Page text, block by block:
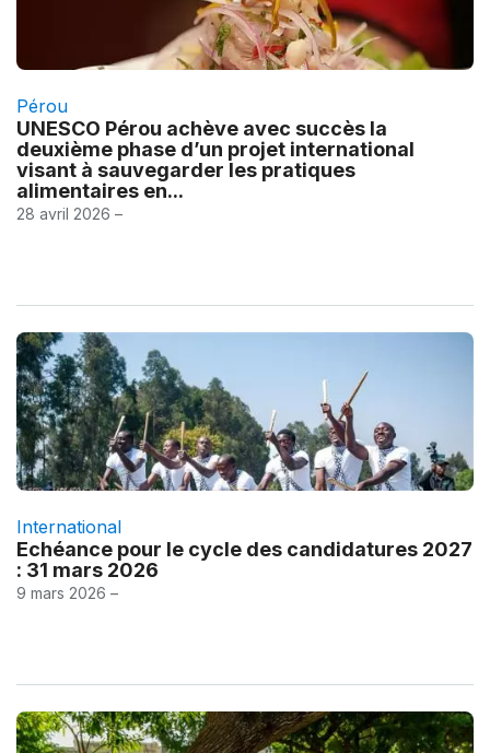
Pérou
UNESCO Pérou achève avec succès la
deuxième phase d’un projet international
visant à sauvegarder les pratiques
alimentaires en...
28 avril 2026 –
International
Echéance pour le cycle des candidatures 2027
: 31 mars 2026
9 mars 2026 –